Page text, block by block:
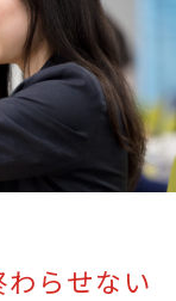
らせない